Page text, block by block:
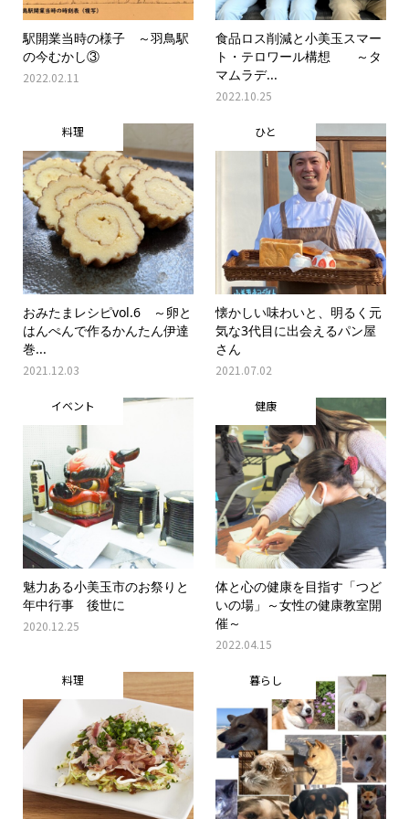
駅開業当時の様子 ～羽鳥駅
の今むかし③
2022.02.11
食品ロス削減と小美玉スマー
ト・テロワール構想 ～タ
マムラデ...
2022.10.25
料理
おみたまレシピvol.6 ～卵と
はんぺんで作るかんたん伊達
巻...
2021.12.03
ひと
懐かしい味わいと、明るく元
気な3代目に出会えるパン屋
さん
2021.07.02
イベント
魅力ある小美玉市のお祭りと
年中行事 後世に
2020.12.25
健康
体と心の健康を目指す「つど
いの場」～女性の健康教室開
催～
2022.04.15
料理 暮らし